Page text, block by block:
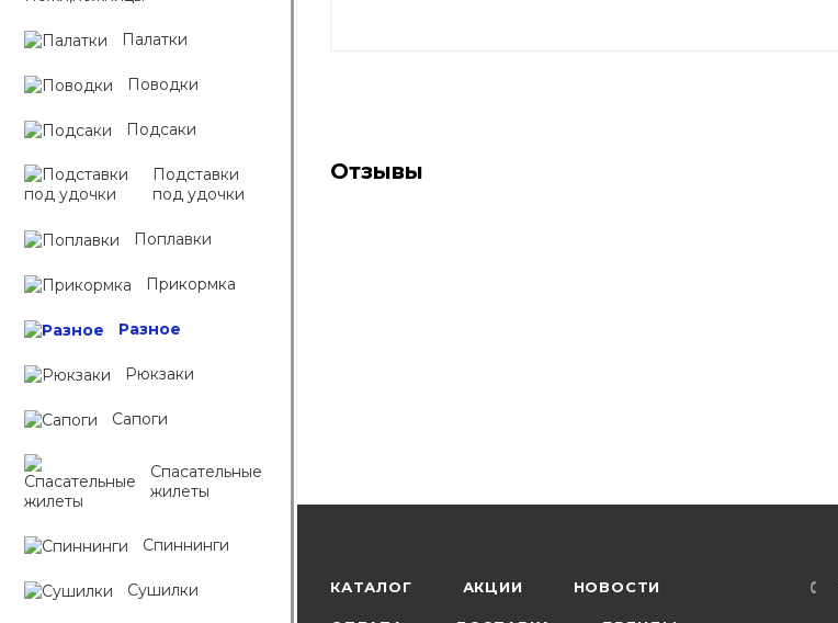
Палатки
Поводки
Подсаки
Подставки
под удочки
Поплавки
Прикормка
Разное
Рюкзаки
Сапоги
Спасательные
жилеты
Спиннинги
Сушилки
Отзывы
КАТАЛОГ АКЦИИ НОВОСТИ